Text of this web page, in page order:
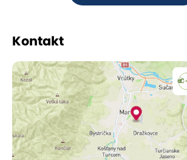
Každý kút Turca ukrýva jedinečné
Martinské hole: Od
Martinky cez jedinečnú Ferratu
celý rok až po
horských kolobežkách –
číha na každom kroku.
Kontakt